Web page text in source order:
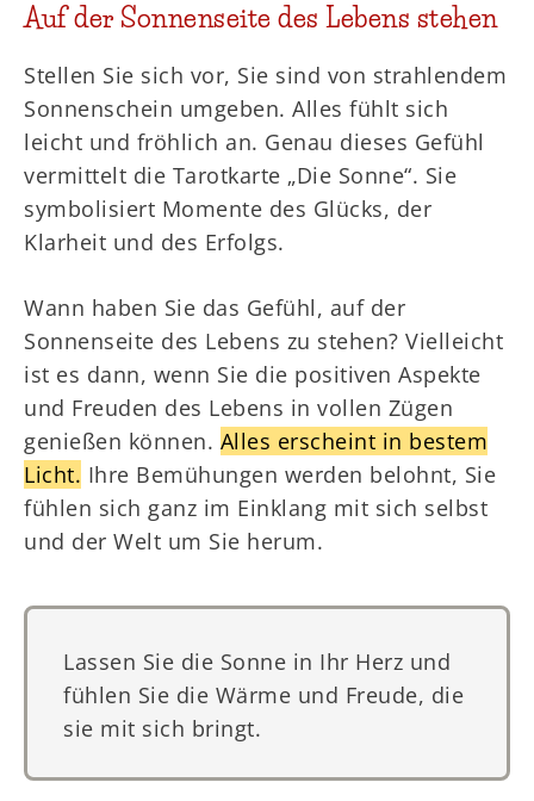
Auf der Sonnenseite des Lebens stehen
Stellen Sie sich vor, Sie sind von strahlendem
Sonnenschein umgeben. Alles fühlt sich
leicht und fröhlich an. Genau dieses Gefühl
vermittelt die Tarotkarte „Die Sonne“. Sie
symbolisiert Momente des Glücks, der
Klarheit und des Erfolgs.
Wann haben Sie das Gefühl, auf der
Sonnenseite des Lebens zu stehen? Vielleicht
ist es dann, wenn Sie die positiven Aspekte
und Freuden des Lebens in vollen Zügen
genießen können. Alles erscheint in bestem
Licht. Ihre Bemühungen werden belohnt, Sie
fühlen sich ganz im Einklang mit sich selbst
und der Welt um Sie herum.
Lassen Sie die Sonne in Ihr Herz und
fühlen Sie die Wärme und Freude, die
sie mit sich bringt.